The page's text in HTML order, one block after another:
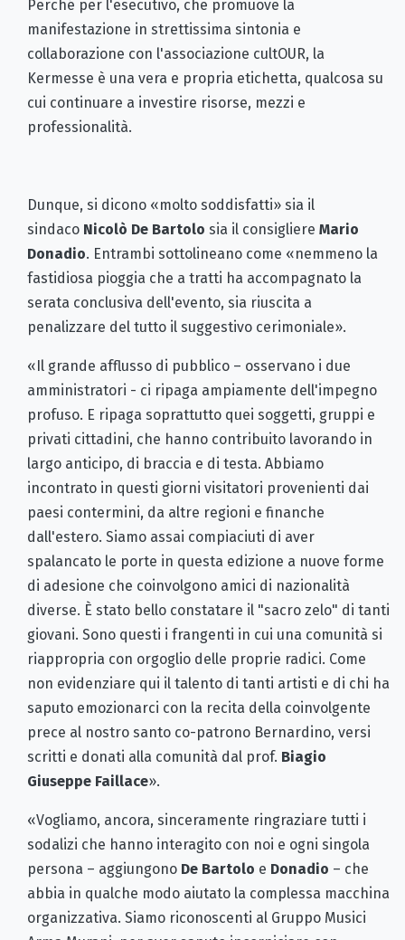
Perché per l'esecutivo, che promuove la
manifestazione in strettissima sintonia e
collaborazione con l'associazione cultOUR, la
Kermesse è una vera e propria etichetta, qualcosa su
cui continuare a investire risorse, mezzi e
professionalità.
Dunque, si dicono «molto soddisfatti» sia il
sindaco Nicolò De Bartolo sia il consigliere Mario
Donadio. Entrambi sottolineano come «nemmeno la
fastidiosa pioggia che a tratti ha accompagnato la
serata conclusiva dell'evento, sia riuscita a
penalizzare del tutto il suggestivo cerimoniale».
«Il grande afflusso di pubblico – osservano i due
amministratori - ci ripaga ampiamente dell'impegno
profuso. E ripaga soprattutto quei soggetti, gruppi e
privati cittadini, che hanno contribuito lavorando in
largo anticipo, di braccia e di testa. Abbiamo
incontrato in questi giorni visitatori provenienti dai
paesi contermini, da altre regioni e finanche
dall'estero. Siamo assai compiaciuti di aver
spalancato le porte in questa edizione a nuove forme
di adesione che coinvolgono amici di nazionalità
diverse. È stato bello constatare il "sacro zelo" di tanti
giovani. Sono questi i frangenti in cui una comunità si
riappropria con orgoglio delle proprie radici. Come
non evidenziare qui il talento di tanti artisti e di chi ha
saputo emozionarci con la recita della coinvolgente
prece al nostro santo co-patrono Bernardino, versi
scritti e donati alla comunità dal prof. Biagio
Giuseppe Faillace».
«Vogliamo, ancora, sinceramente ringraziare tutti i
sodalizi che hanno interagito con noi e ogni singola
persona – aggiungono De Bartolo e Donadio – che
abbia in qualche modo aiutato la complessa macchina
organizzativa. Siamo riconoscenti al Gruppo Musici